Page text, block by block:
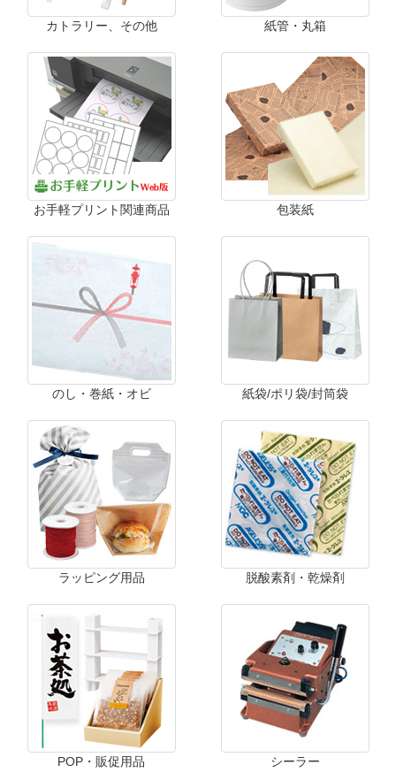
カトラリー、その他 紙管・丸箱
お手軽プリント関連商品 包装紙
のし・巻紙・オビ 紙袋/ポリ袋/封筒袋
ラッピング用品 脱酸素剤・乾燥剤
POP・販促用品 シーラー